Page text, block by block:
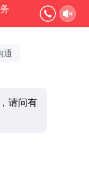
通
请问有